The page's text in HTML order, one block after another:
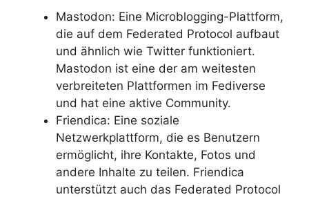
Mastodon: Eine Microblogging-Plattform,
die auf dem Federated Protocol aufbaut
und ähnlich wie Twitter funktioniert.
Mastodon ist eine der am weitesten
verbreiteten Plattformen im Fediverse
und hat eine aktive Community.
Friendica: Eine soziale
Netzwerkplattform, die es Benutzern
ermöglicht, ihre Kontakte, Fotos und
andere Inhalte zu teilen. Friendica
unterstützt auch das Federated Protocol